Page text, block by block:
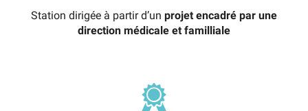
Station dirigée à partir d’un projet encadré par une
direction médicale et familliale